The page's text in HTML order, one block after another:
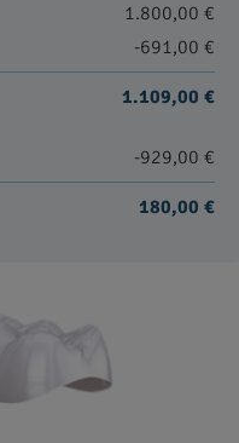
1.800,00 €
-691,00 €
1.109,00 €
-929,00 €
180,00 €